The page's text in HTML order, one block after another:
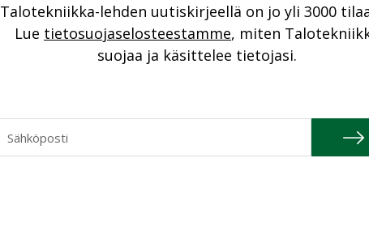
Talotekniikka-lehden uutiskirjeellä on jo yli 3000
Lue tietosuojaselosteestamme, miten
suojaa ja käsittelee tietojasi.